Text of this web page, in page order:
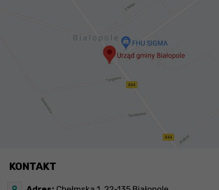
KONTAKT